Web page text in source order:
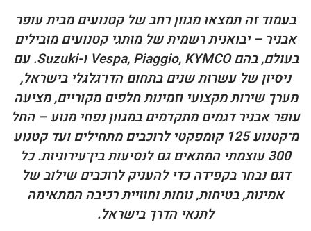
בעמוד זה תמצאו מגוון רחב שלקטנועיםמבית עופר
אבניר – יבואנית רשמית של מותגי קטנועים מובילים
בעולם, בהםVespa, Piaggio, KYMCO ו-Suzuki
. עם
ניסיון של עשרות שנים בתחום הדו־גלגלי בישראל,
מערך שירות מקצועי וזמינות חלפים מקוריים, מציעה
עופר אבניר דגמים מתקדמים במגוון נפחי מנוע – החל
מ־קטנוע 125 קומפקטי לרוכבים מתחילים ועדקטנוע
300עוצמתי המתאים גם לנסיעות בין־עירוניות. כל
דגם נבחר בקפידה כדי להעניק לרוכבים שילוב של
אמינות, בטיחות, נוחות וחוויית רכיבה המתאימה
לתנאי הדרך בישראל.